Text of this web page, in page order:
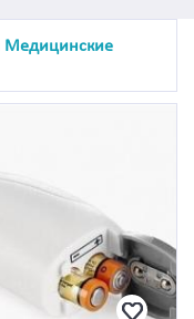
Медицинские